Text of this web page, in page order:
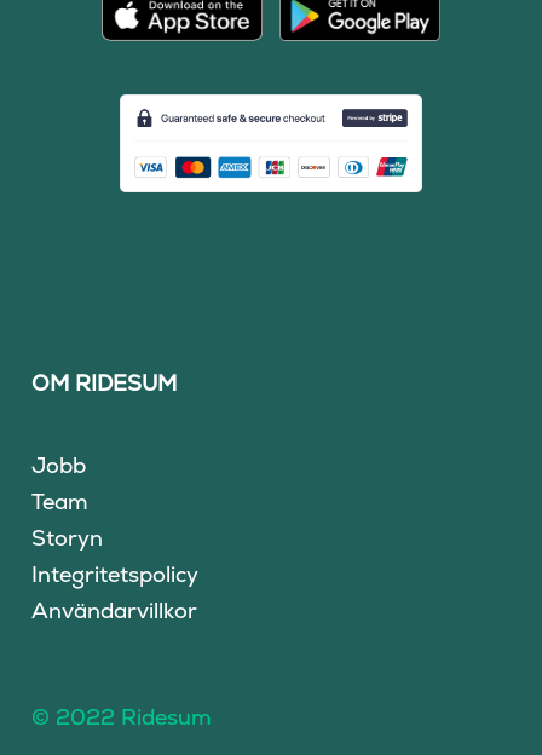
OM RIDESUM
Jobb
Team
Storyn
Integritetspolicy
Användarvillkor
© 2022 Ridesum